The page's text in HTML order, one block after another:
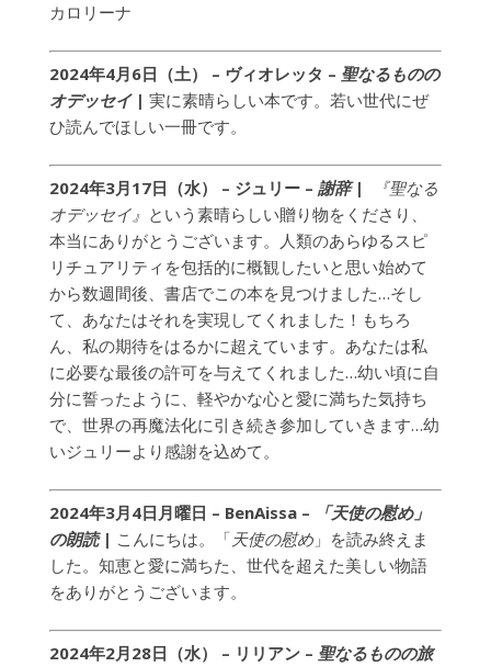
カロリーナ
2024年4月6日（土） – ヴィオレッタ – 聖なるものの
オデッセイ| 実に素晴らしい本です。若い世代にぜ
ひ読んでほしい一冊です。
2024年3月17日（水） – ジュリー – 謝辞|
『聖なる
オデッセイ』 という素晴らしい贈り物をくださり、
本当にありがとうございます。人類のあらゆるスピ
リチュアリティを包括的に概観したいと思い始めて
から数週間後、書店でこの本を見つけました…そし
て、あなたはそれを実現してくれました！もちろ
ん、私の期待をはるかに超えています。あなたは私
に必要な最後の許可を与えてくれました…幼い頃に自
分に誓ったように、軽やかな心と愛に満ちた気持ち
で、世界の再魔法化に引き続き参加していきます…幼
いジュリーより感謝を込めて。
2024年3月4日月曜日 – BenAissa –
「天使の慰め」
の朗読 | こんにちは。「天使の慰め」を読み終えま
した。知恵と愛に満ちた、世代を超えた美しい物語
をありがとうございます。
2024年2月28日（水） – リリアン – 聖なるものの旅